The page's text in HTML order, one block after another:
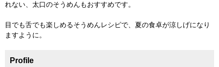
れない、太口のそうめんもおすすめです。
目でも舌でも楽しめるそうめんレシピで、夏の食卓が涼しげになり
ますように。
Profile